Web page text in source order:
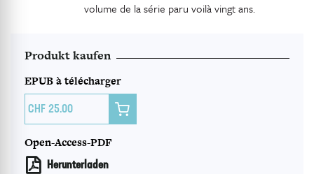
volume de la série paru voilà vingt ans.
Produkt kaufen
EPUB à télécharger
25.00 
Open-Access-PDF
Herunterladen